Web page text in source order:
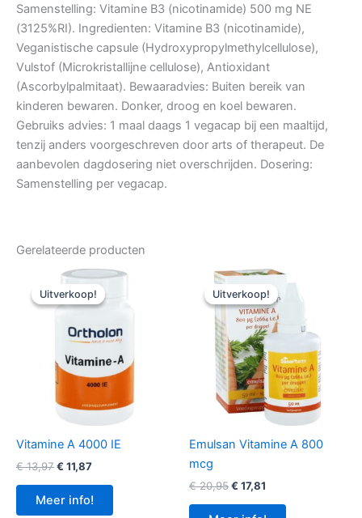
Samenstelling: Vitamine B3 (nicotinamide) 500 mg NE
(3125%RI). Ingredienten: Vitamine B3 (nicotinamide),
Veganistische capsule (Hydroxypropylmethylcellulose),
Vulstof (Microkristallijne cellulose), Antioxidant
(Ascorbylpalmitaat). Bewaaradvies: Buiten bereik van
kinderen bewaren. Donker, droog en koel bewaren.
Gebruiks advies: 1 maal daags 1 vegacap bij een maaltijd,
tenzij anders voorgeschreven door arts of therapeut. De
aanbevolen dagdosering niet overschrijden. Dosering:
Samenstelling per vegacap.
Gerelateerde producten
Uitverkoop!
Uitverkoop!
Vitamine A 4000 IE
€13,97Oorspronkelijke
was:
€ 13,97.
€ 11,87Huidige
is:
€ 11,87.
Meer info!
Uitverkoop!
Uitverkoop!
Emulsan Vitamine A 800
mcg
€20,95Oorspronkelijke
was:
€ 17,81
is: